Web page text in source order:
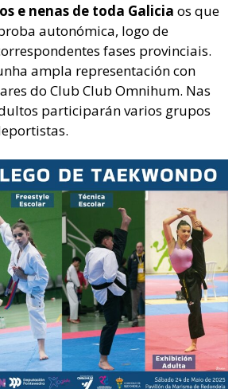
e nenas de toda Galicia os que
autonómica, logo de
fases provinciais.
ampla representación con
do Club Club Omnihum. Nas
participarán varios grupos